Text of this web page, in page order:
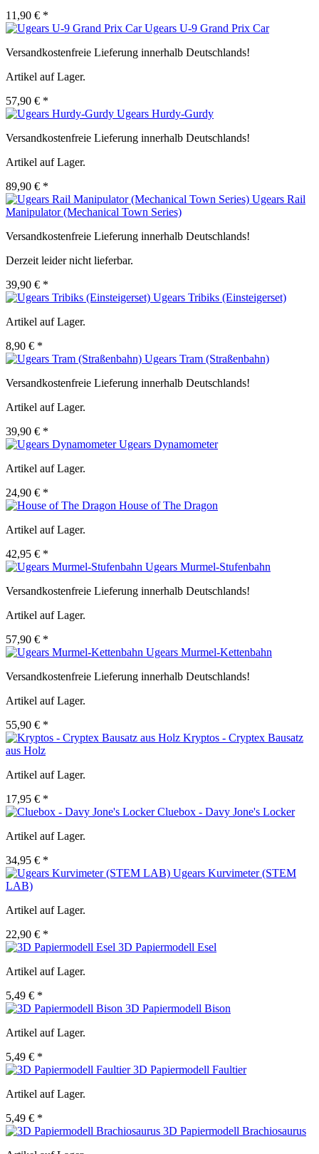
11,90 € *
Ugears U-9 Grand Prix Car
Versandkostenfreie Lieferung innerhalb Deutschlands!
Artikel auf Lager.
57,90 € *
Ugears Hurdy-Gurdy
Versandkostenfreie Lieferung innerhalb Deutschlands!
Artikel auf Lager.
89,90 € *
Ugears Rail
Manipulator (Mechanical Town Series)
Versandkostenfreie Lieferung innerhalb Deutschlands!
Derzeit leider nicht lieferbar.
39,90 € *
Ugears Tribiks (Einsteigerset)
Artikel auf Lager.
8,90 € *
Ugears Tram (Straßenbahn)
Versandkostenfreie Lieferung innerhalb Deutschlands!
Artikel auf Lager.
39,90 € *
Ugears Dynamometer
Artikel auf Lager.
24,90 € *
House of The Dragon
Artikel auf Lager.
42,95 € *
Ugears Murmel-Stufenbahn
Versandkostenfreie Lieferung innerhalb Deutschlands!
Artikel auf Lager.
57,90 € *
Ugears Murmel-Kettenbahn
Versandkostenfreie Lieferung innerhalb Deutschlands!
Artikel auf Lager.
55,90 € *
Kryptos - Cryptex Bausatz
aus Holz
Artikel auf Lager.
17,95 € *
Cluebox - Davy Jone's Locker
Artikel auf Lager.
34,95 € *
Ugears Kurvimeter (STEM
LAB)
Artikel auf Lager.
22,90 € *
3D Papiermodell Esel
Artikel auf Lager.
5,49 € *
3D Papiermodell Bison
Artikel auf Lager.
5,49 € *
3D Papiermodell Faultier
Artikel auf Lager.
5,49 € *
3D Papiermodell Brachiosaurus